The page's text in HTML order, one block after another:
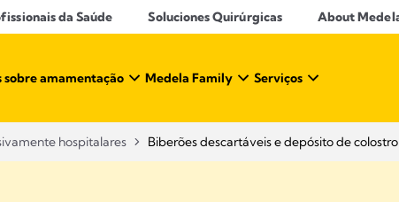
da Saúde​ Soluciones Quirúrgicas About
amamentação​ Medela Family Serviços
hospitalares Biberões descartáveis e depósito de colostro